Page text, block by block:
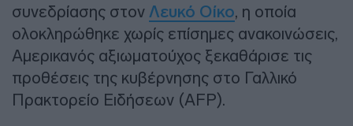
συνεδρίασης στον Λευκό Οίκο, η οποία
ολοκληρώθηκε χωρίς επίσημες ανακοινώσεις,
Αμερικανός αξιωματούχος ξεκαθάρισε τις
προθέσεις της κυβέρνησης στο Γαλλικό
Πρακτορείο Ειδήσεων (AFP).